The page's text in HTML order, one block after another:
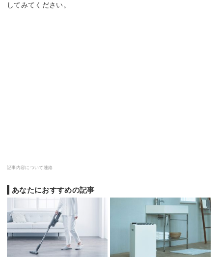
してみてください。
記事内容について連絡
あなたにおすすめの記事